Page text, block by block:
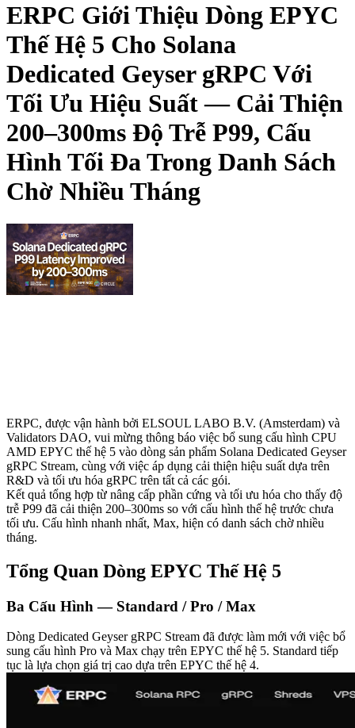
ERPC Giới Thiệu Dòng EPYC
Thế Hệ 5 Cho Solana
Dedicated Geyser gRPC Với
Tối Ưu Hiệu Suất — Cải Thiện
200–300ms Độ Trễ P99, Cấu
Hình Tối Đa Trong Danh Sách
Chờ Nhiều Tháng
ERPC, được vận hành bởi ELSOUL LABO B.V. (Amsterdam) và
Validators DAO, vui mừng thông báo việc bổ sung cấu hình CPU
AMD EPYC thế hệ 5 vào dòng sản phẩm Solana Dedicated Geyser
gRPC Stream, cùng với việc áp dụng cải thiện hiệu suất dựa trên
R&D và tối ưu hóa gRPC trên tất cả các gói.
Kết quả tổng hợp từ nâng cấp phần cứng và tối ưu hóa cho thấy độ
trễ P99 đã cải thiện 200–300ms so với cấu hình thế hệ trước chưa
tối ưu. Cấu hình nhanh nhất, Max, hiện có danh sách chờ nhiều
tháng.
Tổng Quan Dòng EPYC Thế Hệ 5
Ba Cấu Hình — Standard / Pro / Max
Dòng Dedicated Geyser gRPC Stream đã được làm mới với việc bổ
sung cấu hình Pro và Max chạy trên EPYC thế hệ 5. Standard tiếp
tục là lựa chọn giá trị cao dựa trên EPYC thế hệ 4.